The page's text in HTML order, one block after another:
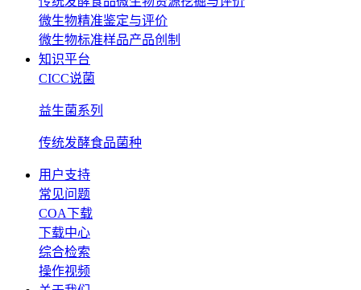
微生物精准鉴定与评价
微生物标准样品产品创制
知识平台
CICC说菌
益生菌系列
传统发酵食品菌种
用户支持
常见问题
COA下载
下载中心
综合检索
操作视频